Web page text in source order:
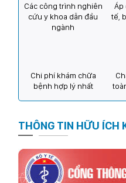
Các công trình nghiên
cứu y khoa dẫn đầu
ngành
Áp
tế,
Chi phí khám chữa
bệnh hợp lý nhất
THÔNG TIN HỮU ÍCH